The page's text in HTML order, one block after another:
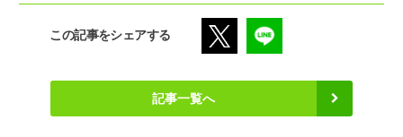
この記事をシェアする
記事一覧へ